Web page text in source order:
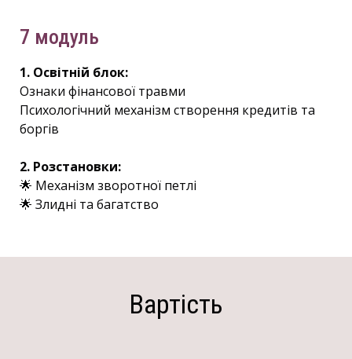
7 модуль
1. Освітній блок:
Ознаки фінансової травми
Психологічний механізм створення кредитів та
боргів
2. Розстановки:
🌟 Механізм зворотної петлі
🌟 Злидні та багатство
Вартість